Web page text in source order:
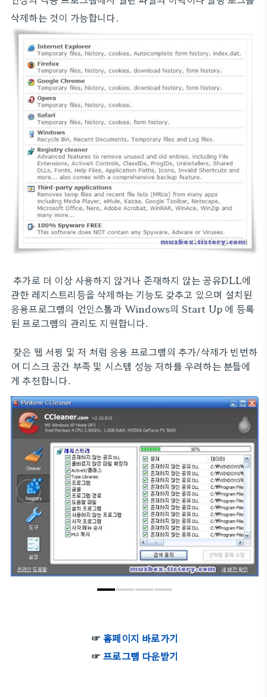
삭제하는 것이 가능합니다.
추가로 더 이상 사용하지 않거나 존재하지 않는 공유DLL에
관한 레지스트리등을 삭제하는 기능도 갖추고 있으며 설치된
응용프로그램의 언인스톨과 Windows의 Start Up 에 등록
된 프로그램의 관리도 지원합니다.
잦은 웹 서핑 및 저 처럼 응용 프로그램의 추가/삭제가 빈번하
여 디스크 공간 부족 및 시스템 성능 저하를 우려하는 분들에
게 추천합니다.
☞홈페이지 바로가기
☞프로그램 다운받기